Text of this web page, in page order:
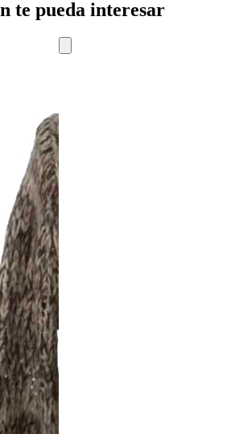
te pueda interesar